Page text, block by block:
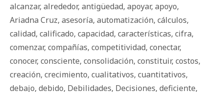
alcanzar, alrededor, antigüedad, apoyar, apoyo,
Ariadna Cruz, asesoría, automatización, cálculos,
calidad, calificado, capacidad, características, cifra,
comenzar, compañías, competitividad, conectar,
conocer, consciente, consolidación, constituir, costos,
creación, crecimiento, cualitativos, cuantitativos,
debajo, debido, Debilidades, Decisiones, deficiente,